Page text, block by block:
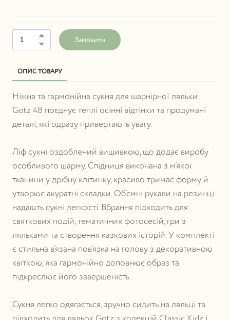
Замовити
ОПИС ТОВАРУ
Ніжна та гармонійна сукня для шарнірної ляльки
Gotz 48 поєднує теплі осінні відтінки та продумані
деталі, які одразу привертають увагу.
Ліф сукні оздоблений вишивкою, що додає виробу
особливого шарму. Спідниця виконана з м’якої
тканини у дрібну клітинку, красиво тримає форму й
утворює акуратні складки. Об’ємні рукави на резинці
надають сукні легкості. Вбрання підходить для
святкових подій, тематичних фотосесій, гри з
ляльками та створення казкових історій. У комплекті
є стильна в’язана пов’язка на голову з декоративною
квіткою, яка гармонійно доповнює образ та
підкреслює його завершеність.
Сукня легко одягається, зручно сидить на ляльці та